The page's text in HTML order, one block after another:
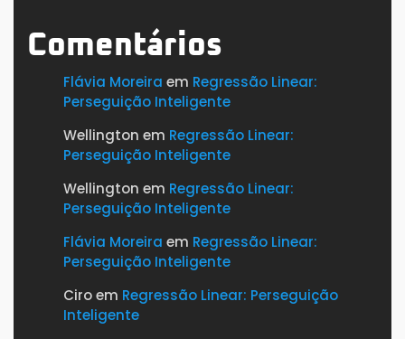
Comentários
Flávia Moreira em Regressão Linear:
Perseguição Inteligente
Wellington em Regressão Linear:
Perseguição Inteligente
Wellington em Regressão Linear:
Perseguição Inteligente
Flávia Moreira em Regressão Linear:
Perseguição Inteligente
Ciroem Regressão Linear: Perseguição
Inteligente